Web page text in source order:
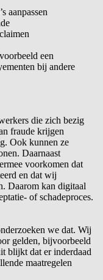
aanpassen
een
bij andere
die zich bezig
fraude krijgen
Ook kunnen ze
Daarnaast
voorkomen dat
en dat wij
Daarom kan digitaal
of schadeproces.
we dat. Wij
gelden, bijvoorbeeld
blijkt dat er inderdaad
maatregelen